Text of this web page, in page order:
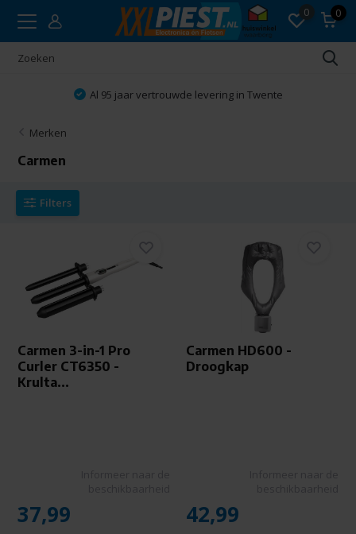
0 0
Vakkundig advies
Merken
Carmen
Filters
Carmen 3-in-1 Pro
Curler CT6350 -
Krulta...
37,99
Carmen HD600 -
Droogkap
42,99